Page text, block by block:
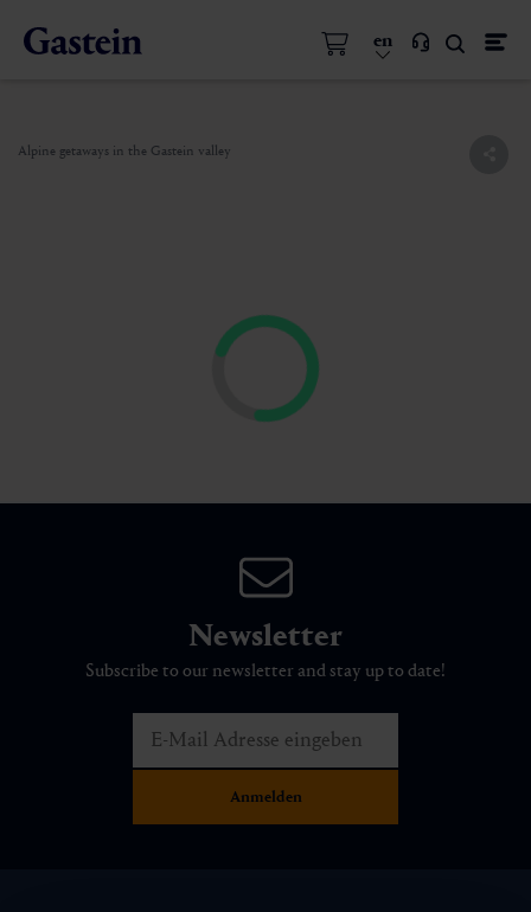
en
Alpine getaways in the Gastein valley
Newsletter
Subscribe to our newsletter and stay up to date!